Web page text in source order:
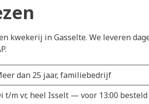
kwekerij in Gasselte. We leveren
dan 25 jaar, familiebedrijf
t/m vr, heel Isselt — voor 13:00